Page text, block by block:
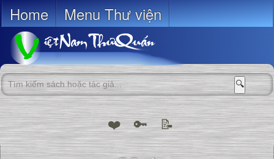
Home Menu Thư viện
🔍
❤️ 🔑 📝